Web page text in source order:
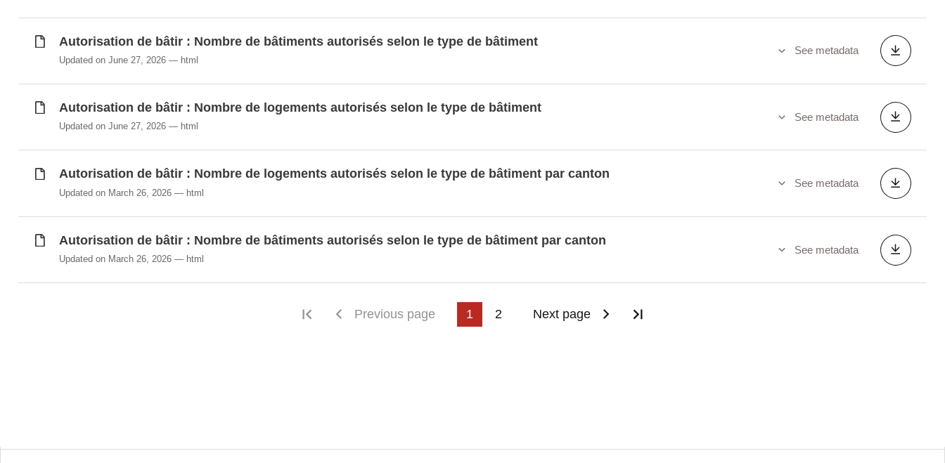
Autorisation de bâtir : Nombre de bâtiments autorisés selon le type de bâtiment
Updated on June 27, 2026 html
See metadata
Autorisation de bâtir : Nombre de logements autorisés selon le type de bâtiment
Updated on June 27, 2026 html
See metadata
Autorisation de bâtir : Nombre de logements autorisés selon le type de bâtiment par canton
Updated on March 26, 2026 html
See metadata
Autorisation de bâtir : Nombre de bâtiments autorisés selon le type de bâtiment par canton
Updated on March 26, 2026 html
See metadata
First pagePrevious page 1 2 Next page